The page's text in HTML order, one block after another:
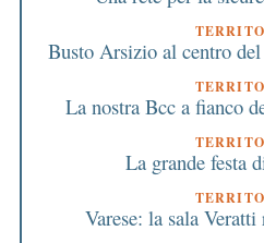
Busto Arsizio al centro
La nostra Bcc a fianco
La grande festa
Varese: la sala